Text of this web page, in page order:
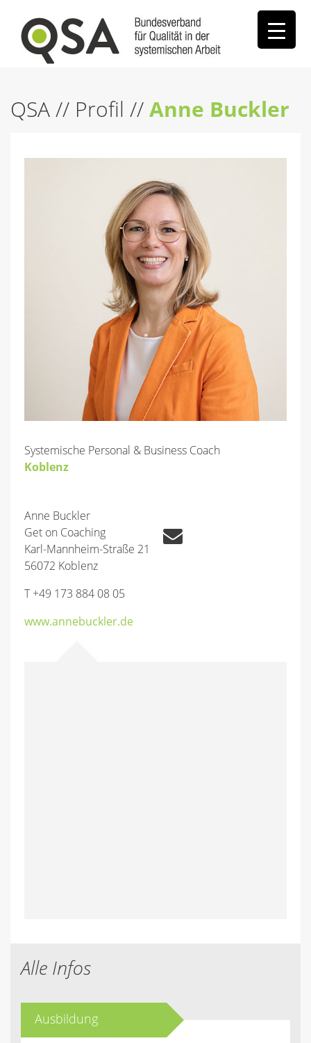
QSA// Profil //Anne Buckler
Systemische Personal & Business Coach
Koblenz
Anne Buckler
Get on Coaching
Karl-Mannheim-Straße 21
56072 Koblenz
T +49 173 884 08 05
www.annebuckler.de
Alle Infos
Ausbildung